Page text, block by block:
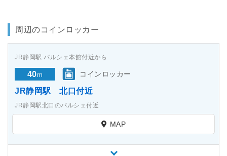
周辺のコインロッカー
JR静岡駅 パルシェ本館付近から
40m コインロッカー
JR静岡駅 北口付近
JR静岡駅北口のパルシェ付近
MAP